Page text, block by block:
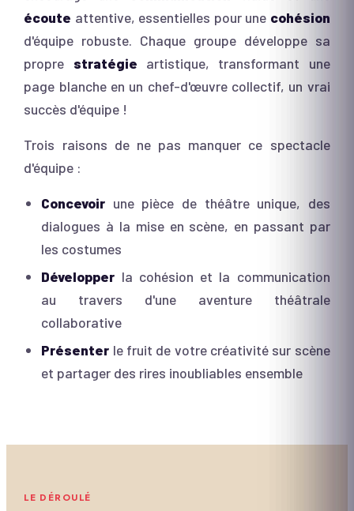
écoute attentive, essentielles pour une cohésion
d'équipe robuste. Chaque groupe développe sa
propre stratégie artistique, transformant une
page blanche en un chef-d'œuvre collectif, un vrai
succès d'équipe !
Trois raisons de ne pas manquer ce spectacle
d'équipe :
Concevoir une pièce de théâtre unique, des
dialogues à la mise en scène, en passant par
les costumes
Développer la cohésion et la communication
au travers d'une aventure théâtrale
collaborative
Présenter le fruit de votre créativité sur scène
et partager des rires inoubliables ensemble
LE DÉROULÉ